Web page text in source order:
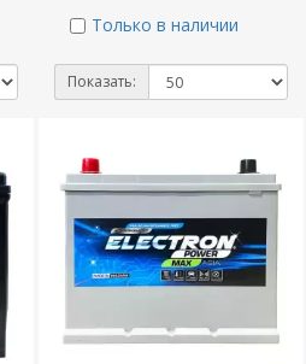
Только в наличии
Показать: